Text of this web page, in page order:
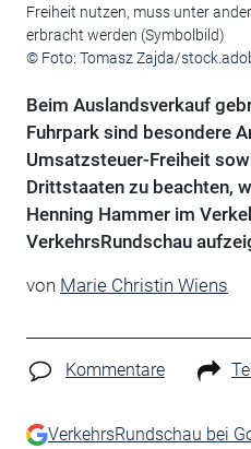
Freiheit nutzen, muss unter
erbracht werden (Symbolbild)
© Foto: Tomasz Zajda/
Beim Auslandsverkauf
Fuhrpark sind besondere
Umsatzsteuer-Freiheit
Drittstaaten zu beachten,
Henning Hammer im
VerkehrsRundschau
von Marie Christin Wiens
Kommentare
VerkehrsRundschau bei